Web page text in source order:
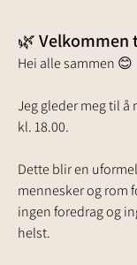
🌿 Velkommen
Hei alle sammen 😊
Jeg gleder meg til å
kl. 18.00.
Dette blir en
mennesker og rom
ingen foredrag og
helst.